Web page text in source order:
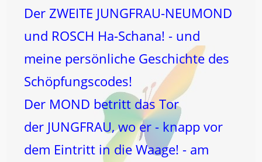
Der ZWEITE JUNGFRAU-NEUMOND
und ROSCH Ha-Schana! - und
meine persönliche Geschichte des
Schöpfungscodes!
Der MOND betritt das Tor
der JUNGFRAU, wo er - knapp vor
dem Eintritt in die Waage! - am